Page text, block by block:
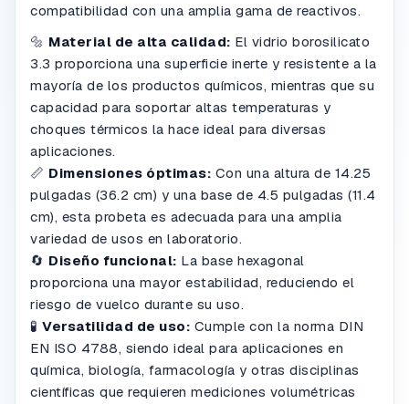
compatibilidad con una amplia gama de reactivos.
🔩 Material de alta calidad: El vidrio borosilicato
3.3 proporciona una superficie inerte y resistente a la
mayoría de los productos químicos, mientras que su
capacidad para soportar altas temperaturas y
choques térmicos la hace ideal para diversas
aplicaciones.
📏 Dimensiones óptimas: Con una altura de 14.25
pulgadas (36.2 cm) y una base de 4.5 pulgadas (11.4
cm), esta probeta es adecuada para una amplia
variedad de usos en laboratorio.
🔄 Diseño funcional: La base hexagonal
proporciona una mayor estabilidad, reduciendo el
riesgo de vuelco durante su uso.
🧪 Versatilidad de uso: Cumple con la norma DIN
EN ISO 4788, siendo ideal para aplicaciones en
química, biología, farmacología y otras disciplinas
científicas que requieren mediciones volumétricas